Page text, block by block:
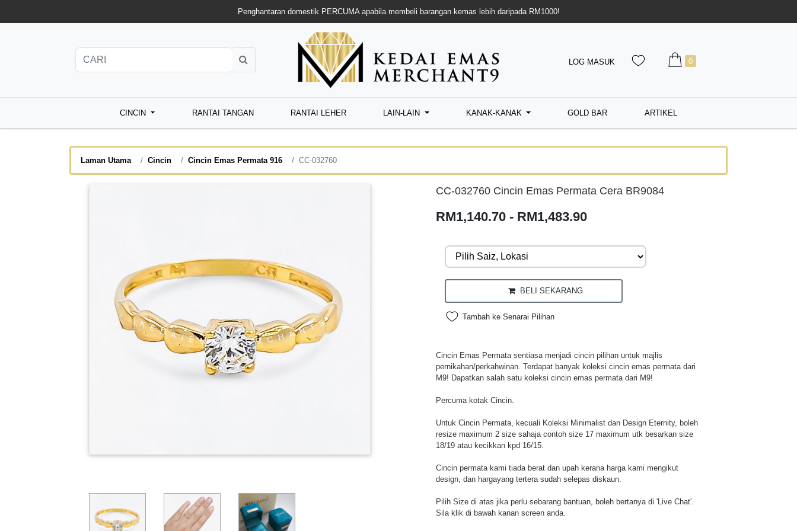
Penghantaran domestik PERCUMA apabila membeli barangan kemas lebih daripada RM1000!
LOG MASUK 0
CINCIN RANTAI TANGAN RANTAI LEHER LAIN-LAIN KANAK-KANAK GOLD BAR ARTIKEL
Laman Utama Cincin Cincin Emas Permata 916 CC-032760
CC-032760 Cincin Emas Permata Cera BR9084
RM1,140.70 - RM1,483.90
BELI SEKARANG
Tambah ke Senarai Pilihan
Cincin Emas Permata sentiasa menjadi cincin pilihan untuk majlis
pernikahan/perkahwinan. Terdapat banyak koleksi cincin emas permata dari
M9! Dapatkan salah satu koleksi cincin emas permata dari M9!
Percuma kotak Cincin.
Untuk Cincin Permata, kecuali Koleksi Minimalist dan Design Eternity, boleh
resize maximum 2 size sahaja contoh size 17 maximum utk besarkan size
18/19 atau kecikkan kpd 16/15.
Cincin permata kami tiada berat dan upah kerana harga kami mengikut
design, dan hargayang tertera sudah selepas diskaun.
Pilih Size di atas jika perlu sebarang bantuan, boleh bertanya di 'Live Chat'.
Sila klik di bawah kanan screen anda.